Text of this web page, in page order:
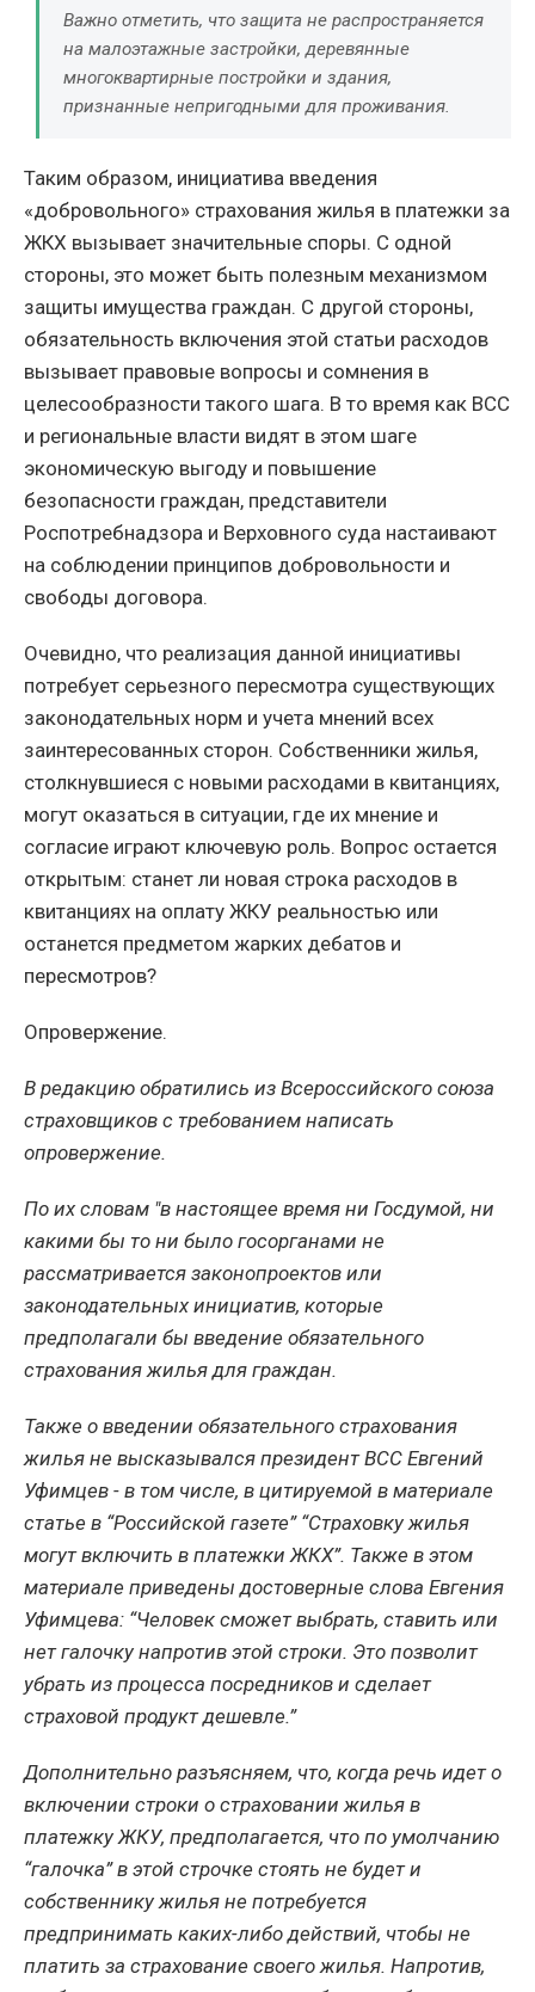
Важно отметить, что защита не распространяется
на малоэтажные застройки, деревянные
многоквартирные постройки и здания,
признанные непригодными для проживания.
Таким образом, инициатива введения
«добровольного» страхования жилья в платежки за
ЖКХ вызывает значительные споры. С одной
стороны, это может быть полезным механизмом
защиты имущества граждан. С другой стороны,
обязательность включения этой статьи расходов
вызывает правовые вопросы и сомнения в
целесообразности такого шага. В то время как ВСС
и региональные власти видят в этом шаге
экономическую выгоду и повышение
безопасности граждан, представители
Роспотребнадзора и Верховного суда настаивают
на соблюдении принципов добровольности и
свободы договора.
Очевидно, что реализация данной инициативы
потребует серьезного пересмотра существующих
законодательных норм и учета мнений всех
заинтересованных сторон. Собственники жилья,
столкнувшиеся с новыми расходами в квитанциях,
могут оказаться в ситуации, где их мнение и
согласие играют ключевую роль. Вопрос остается
открытым: станет ли новая строка расходов в
квитанциях на оплату ЖКУ реальностью или
останется предметом жарких дебатов и
пересмотров?
Опровержение.
В редакцию обратились из Всероссийского союза
страховщиков с требованием написать
опровержение.
По их словам "в настоящее время ни Госдумой, ни
какими бы то ни было госорганами не
рассматривается законопроектов или
законодательных инициатив, которые
предполагали бы введение обязательного
страхования жилья для граждан.
Также о введении обязательного страхования
жилья не высказывался президент ВСС Евгений
Уфимцев - в том числе, в цитируемой в материале
статье в “Российской газете” “Страховку жилья
могут включить в платежки ЖКХ”. Также в этом
материале приведены достоверные слова Евгения
Уфимцева: “Человек сможет выбрать, ставить или
нет галочку напротив этой строки. Это позволит
убрать из процесса посредников и сделает
страховой продукт дешевле.”
Дополнительно разъясняем, что, когда речь идет о
включении строки о страховании жилья в
платежку ЖКУ, предполагается, что по умолчанию
“галочка” в этой строчке стоять не будет и
собственнику жилья не потребуется
предпринимать каких-либо действий, чтобы не
платить за страхование своего жилья. Напротив,